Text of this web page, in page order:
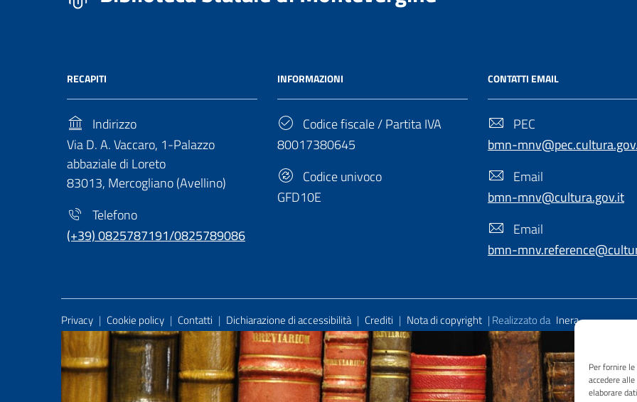
Per fornire
accedere
elaborare
RECAPITI
Indirizzo
Via D. A. Vaccaro, 1-Palazzo
abbaziale di Loreto
83013, Mercogliano (Avellino)
Telefono
(+39) 0825787191/0825789086
INFORMAZIONI
Codice fiscale / Partita IVA
80017380645
Codice univoco
GFD10E
CONTATTI EMAIL
PEC
bmn-
Email
bmn-mnv@cultura.gov.it
Email
bmn-
Useful Links Section
Privacy | Cookie policy | Contatti | Dichiarazione di accessibilità | Crediti | Nota di copyright | Realizzato da Inera